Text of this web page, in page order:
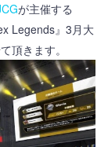
が主催する
Legends』3月大
頂きます。